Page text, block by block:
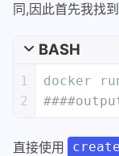
同,因此首先我找
BASH
1
2
docker
直接使用